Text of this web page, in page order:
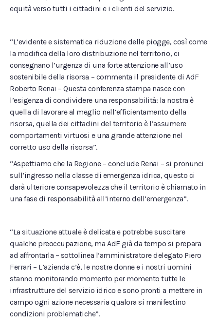
equità verso tutti i cittadini e i clienti del servizio.
“L’evidente e sistematica riduzione delle piogge, così come
la modifica della loro distribuzione nel territorio, ci
consegnano l’urgenza di una forte attenzione all’uso
sostenibile della risorsa – commenta il presidente di AdF
Roberto Renai – Questa conferenza stampa nasce con
l’esigenza di condividere una responsabilità: la nostra è
quella di lavorare al meglio nell’efficientamento della
risorsa, quella dei cittadini del territorio è l’assumere
comportamenti virtuosi e una grande attenzione nel
corretto uso della risorsa”.
“Aspettiamo che la Regione – conclude Renai – si pronunci
sull’ingresso nella classe di emergenza idrica, questo ci
darà ulteriore consapevolezza che il territorio è chiamato in
una fase di responsabilità all’interno dell’emergenza”.
“La situazione attuale è delicata e potrebbe suscitare
qualche preoccupazione, ma AdF già da tempo si prepara
ad affrontarla – sottolinea l’amministratore delegato Piero
Ferrari – L’azienda c’è, le nostre donne e i nostri uomini
stanno monitorando momento per momento tutte le
infrastrutture del servizio idrico e sono pronti a mettere in
campo ogni azione necessaria qualora si manifestino
condizioni problematiche”.